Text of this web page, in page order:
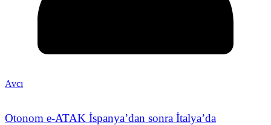
Avcı
Otonom e-ATAK İspanya’dan sonra İtalya’da